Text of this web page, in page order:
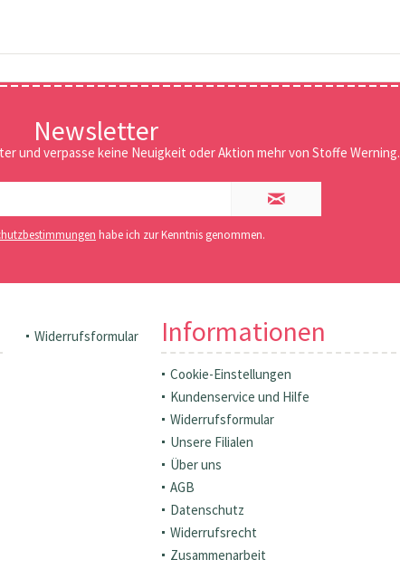
Newsletter
und verpasse keine Neuigkeit oder Aktion mehr von Stoffe Werning.
habe ich zur Kenntnis genommen.
Widerrufsformular Informationen
Cookie-Einstellungen
Kundenservice und Hilfe
Widerrufsformular
Unsere Filialen
Über uns
AGB
Datenschutz
Widerrufsrecht
Zusammenarbeit